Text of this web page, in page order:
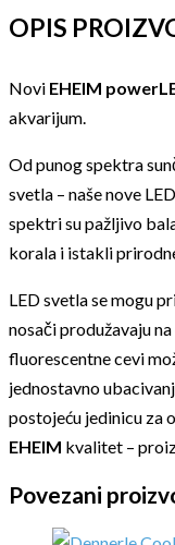
OPIS
Novi EHEIM
akvarijum.
Od punog spektra
svetla – naše nove
spektri su pažljivo
korala i istakli
LED svetla se mogu
nosači produžavaju
fluorescentne cevi
jednostavno
postojeću jedinicu za
EHEIM kvalitet –
Povezani